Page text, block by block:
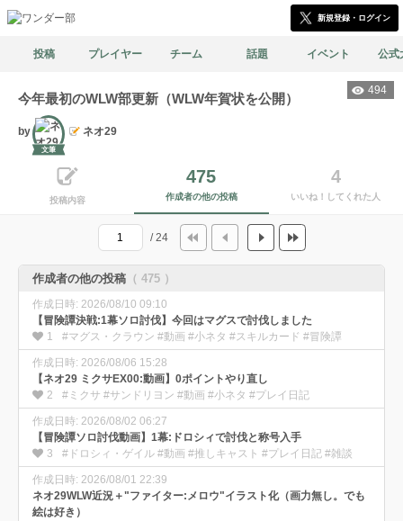
新規登録・ログイン
投稿 プレイヤー チーム 話題 イベント 公式
494
今年最初のWLW部更新（WLW年賀状を公開）
by
文筆
ネオ29
投稿内容
475
作成者の他の投稿
4
いいね！してくれた人
/ 24
作成者の他の投稿 （ 475 ）
作成日時: 2026/08/10 09:10
【冒険譚決戦:1幕ソロ討伐】今回はマグスで討伐しました
1
#マグス・クラウン #動画 #小ネタ #スキルカード #冒険譚
作成日時: 2026/08/06 15:28
【ネオ29 ミクサEX00:動画】0ポイントやり直し
2
#ミクサ #サンドリヨン #動画 #小ネタ #プレイ日記
作成日時: 2026/08/02 06:27
【冒険譚ソロ討伐動画】1幕:ドロシィで討伐と称号入手
3
#ドロシィ・ゲイル #動画 #推しキャスト #プレイ日記 #雑談
作成日時: 2026/08/01 22:39
ネオ29WLW近況＋"ファイター:メロウ"イラスト化（画力無し。でも
絵は好き）